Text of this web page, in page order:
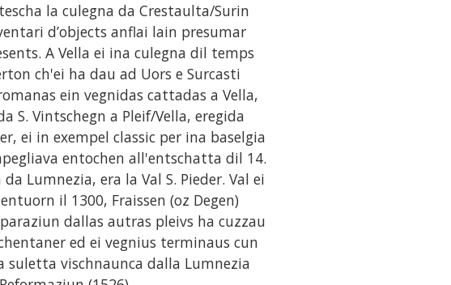
la culegna da Crestaulta/Surin
d’objects anflai lain presumar
A Vella ei ina culegna dil temps
ch'ei ha dau ad Uors e Surcasti
ein vegnidas cattadas a Vella,
S. Vintschegn a Pleif/Vella, eregida
ei in exempel classic per ina baselgia
entochen all'entschatta dil 14.
Lumnezia, era la Val S. Pieder. Val ei
il 1300, Fraissen (oz Degen)
dallas autras pleivs ha cuzzau
ed ei vegnius terminaus cun
suletta vischnaunca dalla Lumnezia